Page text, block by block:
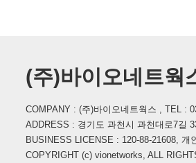
(주)바이오네트웍
COMPANY : (주)바이오네트웍스 , TEL :
ADDRESS : 경기도 과천시 과천대로7길
BUSINESS LICENSE : 120-88-21608,
COPYRIGHT (c) vionetworks, ALL